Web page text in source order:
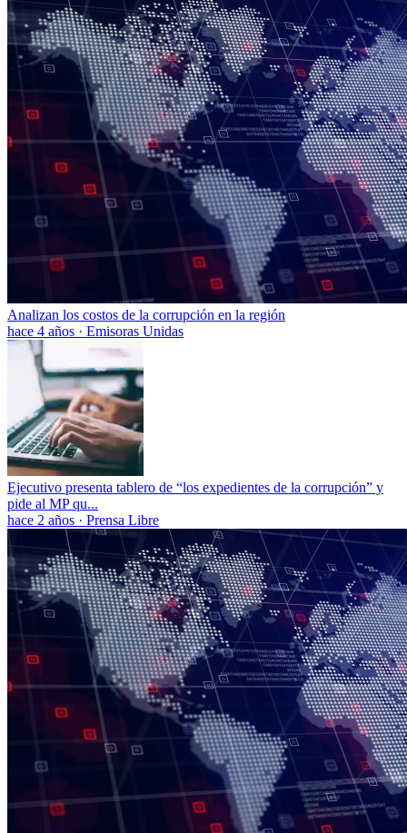
Analizan los costos de la corrupción en la región
hace 4 años · Emisoras Unidas
Ejecutivo presenta tablero de “los expedientes de la corrupción” y
pide al MP qu...
hace 2 años · Prensa Libre